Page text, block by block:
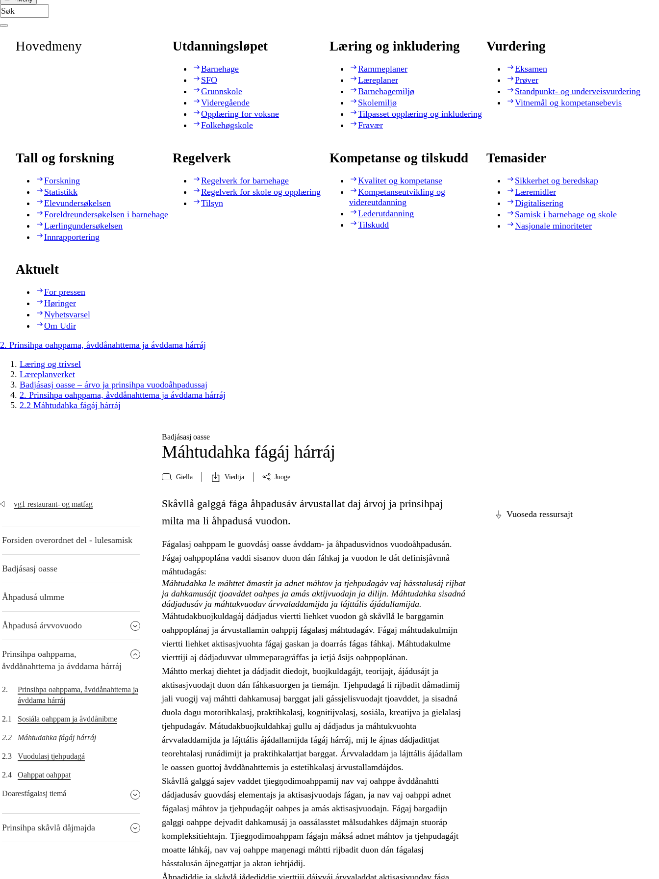
Hovedmeny Utdanningsløpet
Barnehage
SFO
Grunnskole
Videregående
Opplæring for voksne
Folkehøgskole
Læring og inkludering
Rammeplaner
Læreplaner
Barnehagemiljø
Skolemiljø
Tilpasset opplæring og inkludering
Fravær
Vurdering
Eksamen
Prøver
Standpunkt- og underveisvurdering
Vitnemål og kompetansebevis
Tall og forskning
Forskning
Statistikk
Elevundersøkelsen
Foreldreundersøkelsen i barnehage
Lærlingundersøkelsen
Innrapportering
Regelverk
Regelverk for barnehage
Regelverk for skole og opplæring
Tilsyn
Kompetanse og tilskudd
Kvalitet og kompetanse
Kompetanseutvikling og
videreutdanning
Lederutdanning
Tilskudd
Temasider
Sikkerhet og beredskap
Læremidler
Digitalisering
Samisk i barnehage og skole
Nasjonale minoriteter
Aktuelt
For pressen
Høringer
Nyhetsvarsel
Om Udir
2. Prinsihpa oahppama, åvddånahttema ja ávddama hárráj
Læring og trivsel
Læreplanverket
Badjásasj oasse – árvo ja prinsihpa vuodoåhpadussaj
2. Prinsihpa oahppama, åvddånahttema ja ávddama hárráj
2.2 Máhtudahka fágáj hárráj
Badjásasj oasse
Máhtudahka fágáj hárráj
Giella Viedtja Juoge
vg1 restaurant- og matfag
Forsiden overordnet del - lulesamisk
Badjásasj oasse
Åhpadusá ulmme
Åhpadusá árvvovuodo
Prinsihpa oahppama,
åvddånahttema ja ávddama hárráj
2.
Prinsihpa oahppama, åvddånahttema ja
ávddama hárráj
2.1 Sosiála oahppam ja åvddånibme
2.2 Máhtudahka fágáj hárráj
2.3 Vuodulasj tjehpudagá
2.4 Oahppat oahppat
Doaresfágalasj tiemá
Prinsihpa skåvlå dåjmajda
Vuoseda ressursajt
Skåvllå galggá fága åhpadusáv árvustallat daj árvoj ja prinsihpaj
milta ma li åhpadusá vuodon.
Fágalasj oahppam le guovdásj oasse ávddam- ja åhpadusvidnos vuodoåhpadusán.
Fágaj oahppoplána vaddi sisanov duon dán fáhkaj ja vuodon le dát definisjåvnnå
máhtudagás:
Máhtudahka le máhttet åmastit ja adnet máhtov ja tjehpudagáv vaj hásstalusáj rijbat
ja dahkamusájt tjoavddet oahpes ja amás aktijvuodajn ja dilijn. Máhtudahka sisadná
dádjadusáv ja máhtukvuodav árvvaladdamijda ja lájttális ájádallamijda.
Máhtudakbuojkuldagáj dádjadus viertti liehket vuodon gå skåvllå le barggamin
oahppoplánaj ja árvustallamin oahppij fágalasj máhtudagáv. Fágaj máhtudakulmijn
viertti liehket aktisasjvuohta fágaj gaskan ja doarrás fágas fáhkaj. Máhtudakulme
vierttiji aj dádjaduvvat ulmmeparagráffas ja ietjá åsijs oahppoplánan.
Máhtto merkaj diehtet ja dádjadit diedojt, buojkuldagájt, teorijajt, ájádusájt ja
aktisasjvuodajt duon dán fáhkasuorgen ja tiemájn. Tjehpudagá li rijbadit dåmadimij
jali vuogij vaj máhtti dahkamusaj barggat jali gássjelisvuodajt tjoavddet, ja sisadná
duola dagu motorihkalasj, praktihkalasj, kognitijvalasj, sosiála, kreatijva ja gielalasj
tjehpudagáv. Mátudakbuojkuldahkaj gullu aj dádjadus ja máhtukvuohta
árvvaladdamijda ja lájttális ájádallamijda fágáj hárráj, mij le ájnas dádjadittjat
teorehtalasj runádimijt ja praktihkalattjat barggat. Árvvaladdam ja lájttális ájádallam
le oassen guottoj åvddånahttemis ja estetihkalasj árvustallamdájdos.
Skåvllå galggá sajev vaddet tjiegŋodimoahppamij nav vaj oahppe åvddånahtti
dádjadusáv guovdásj elementajs ja aktisasjvuodajs fágan, ja nav vaj oahppi adnet
fágalasj máhtov ja tjehpudagájt oahpes ja amás aktisasjvuodajn. Fágaj bargadijn
galggi oahppe dejvadit dahkamusáj ja oassálasstet målsudahkes dåjmajn stuoráp
kompleksitiehtajn. Tjiegŋodimoahppam fágajn máksá adnet máhtov ja tjehpudagájt
moatte láhkáj, nav vaj oahppe maŋenagi máhtti rijbadit duon dán fágalasj
hásstalusán ájnegattjat ja aktan iehtjádij.